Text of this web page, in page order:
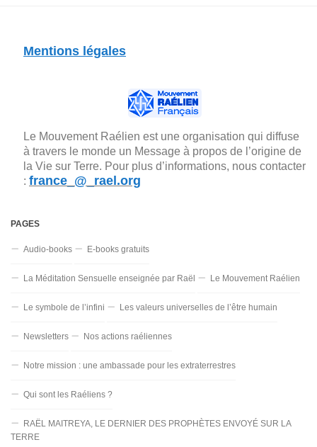
Mentions légales
Le Mouvement Raélien est une organisation qui diffuse
à travers le monde un Message à propos de l’origine de
la Vie sur Terre. Pour plus d’informations, nous contacter
: france_@_rael.org
PAGES
Audio-books E-books gratuits
La Méditation Sensuelle enseignée par Raël Le Mouvement Raélien
Le symbole de l’infini Les valeurs universelles de l’être humain
Newsletters Nos actions raéliennes
Notre mission : une ambassade pour les extraterrestres
Qui sont les Raéliens ?
RAËL MAITREYA, LE DERNIER DES PROPHÈTES ENVOYÉ SUR LA
TERRE